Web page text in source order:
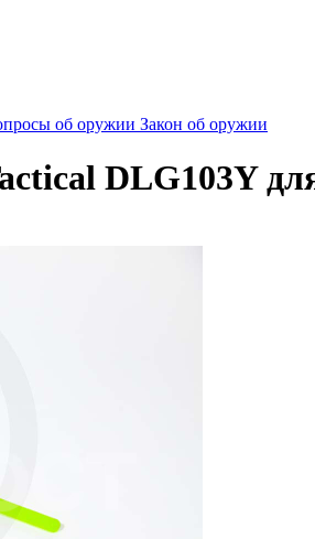
об оружии Закон об оружии
DLG103Y